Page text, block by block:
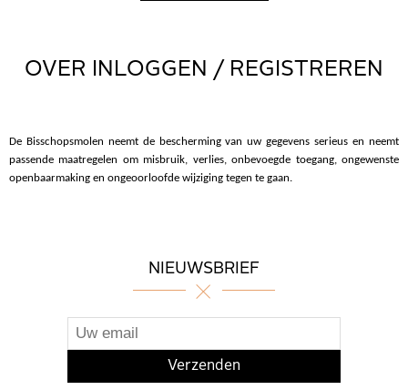
OVER INLOGGEN / REGISTREREN
De Bisschopsmolen neemt de bescherming van uw gegevens serieus en neemt
passende maatregelen om misbruik, verlies, onbevoegde toegang, ongewenste
openbaarmaking en ongeoorloofde wijziging tegen te gaan.
NIEUWSBRIEF